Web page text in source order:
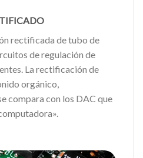
rectificada de tubo de
de regulación de
La rectificación de
orgánico,
compara con los DAC que